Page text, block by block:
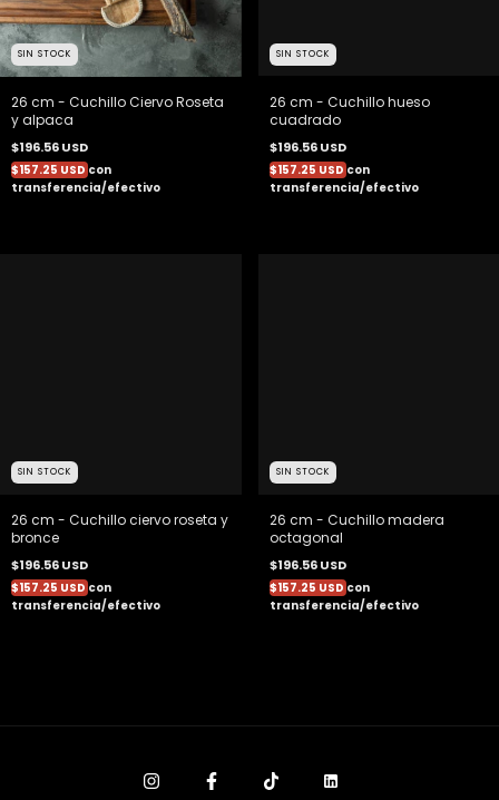
SIN STOCK
26 cm - Cuchillo Ciervo Roseta
y alpaca
$196.56 USD
$157.25 USDcon
transferencia/efectivo
SIN STOCK
26 cm - Cuchillo hueso
cuadrado
$196.56 USD
$157.25 USDcon
transferencia/efectivo
SIN STOCK
26 cm - Cuchillo ciervo roseta y
bronce
$196.56 USD
$157.25 USDcon
transferencia/efectivo
SIN STOCK
26 cm - Cuchillo madera
octagonal
$196.56 USD
$157.25 USDcon
transferencia/efectivo